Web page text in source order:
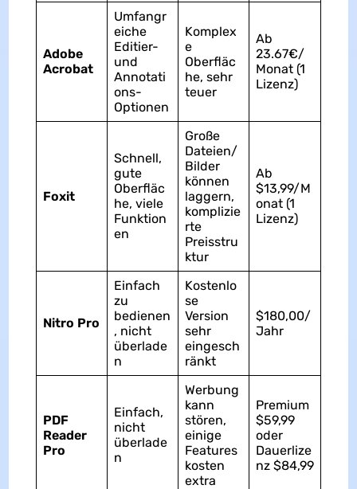
Adobe
Acrobat
Umfangr
eiche
Editier-
und
Annotati
ons-
Optionen
Komplex
e
Oberfläc
he, sehr
teuer
Ab
23.67€/
Monat (1
Lizenz)
Foxit
Schnell,
gute
Oberfläc
he, viele
Funktion
en
Große
Dateien/
Bilder
können
laggern,
komplizie
rte
Preisstru
ktur
Ab
$13,99/M
onat (1
Lizenz)
Nitro Pro
Einfach
zu
bedienen
, nicht
überlade
n
Kostenlo
se
Version
sehr
eingesch
ränkt
$180,00/
Jahr
PDF
Reader
Pro
Einfach,
nicht
überlade
n
Werbung
kann
stören,
einige
Features
kosten
extra
Premium
$59,99
oder
Dauerlize
nz $84,99